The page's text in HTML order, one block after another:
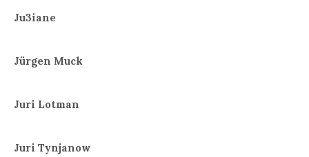
Ju3iane
Jürgen Muck
Juri Lotman
Juri Tynjanow